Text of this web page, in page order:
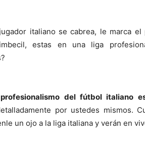
italiano se cabrea, le marca
estas en una liga
del fútbol italiano
por ustedes mismos.
un ojo a la liga italiana y verán en